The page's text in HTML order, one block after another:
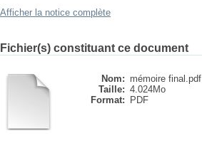
Afficher la notice complète
Fichier(s) constituant ce document
Nom: mémoire final.pdf
Taille: 4.024Mo
Format:
PDF